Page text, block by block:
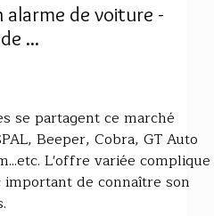
alarme de voiture -
...
se partagent ce marché
Beeper, Cobra, GT Auto
L'offre variée complique
de connaître son